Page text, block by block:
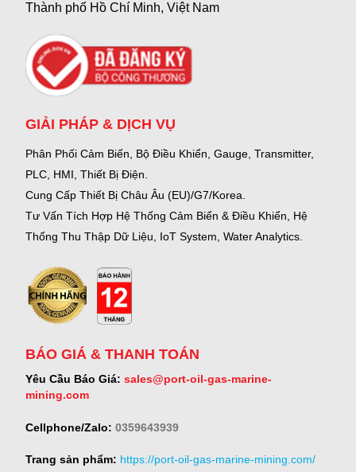
Thành phố Hồ Chí Minh, Việt Nam
GIẢI PHÁP & DỊCH VỤ
Phân Phối Cảm Biến, Bộ Điều Khiển, Gauge, Transmitter,
PLC, HMI, Thiết Bị Điện.
Cung Cấp Thiết Bị Châu Âu (EU)/G7/Korea.
Tư Vấn Tích Hợp Hệ Thống Cảm Biến & Điều Khiển, Hệ
Thống Thu Thập Dữ Liệu, IoT System, Water Analytics.
BÁO GIÁ & THANH TOÁN
Yêu Cầu Báo Giá: sales@port-oil-gas-marine-
mining.com
Cellphone/Zalo: 0359643939
Trang sản phẩm: https://port-oil-gas-marine-mining.com/